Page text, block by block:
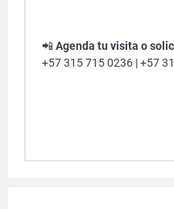
📲Agenda tu visita o
+57 315 715 0236 | +57